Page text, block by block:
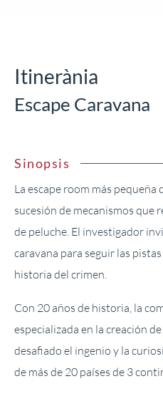
Itinerània
Escape Caravana
Sinopsis
La escape room más
sucesión de mecanismos que
de peluche. El investigador
caravana para seguir las
historia del crimen.
Con 20 años de historia, la
especializada en la creación
desafiado el ingenio y la
de más de 20 países de 3